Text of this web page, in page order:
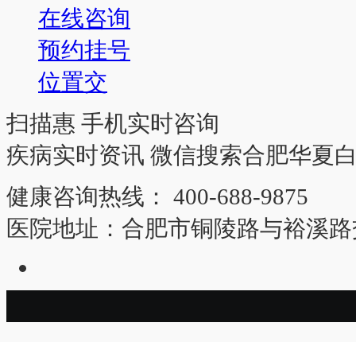
在线咨询
预约挂号
位置交
扫描惠 手机实时咨询
疾病实时资讯 微信搜索合肥华夏
健康咨询热线： 400-688-9875
医院地址： 合肥市铜陵路与裕溪